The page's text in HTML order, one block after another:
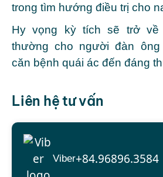
trong tìm hướng điều trị cho
Hy vọng kỳ tích sẽ trở về
thường cho người đàn ông
căn bệnh quái ác đến đáng
Liên hệ tư vấn
Viber+84.96896.3584